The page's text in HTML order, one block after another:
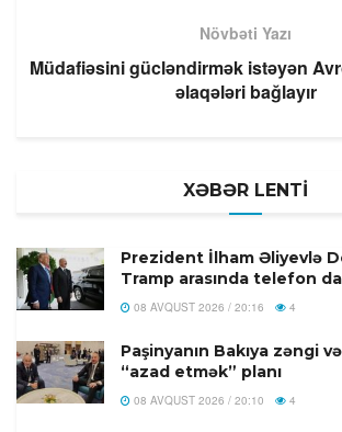
Növbəti Yazı
Müdafiəsini gücləndirmək istəyən
əlaqələri bağlayır
XƏBƏR LENTİ
Prezident İlham Əliyevlə
Tramp arasında telefon
08 AVQUST 2026 / 20:16 4
Paşinyanın Bakıya zəngi
“azad etmək” planı
08 AVQUST 2026 / 20:10 4